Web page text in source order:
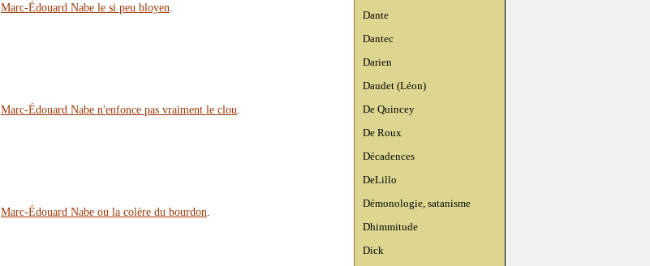
Dante
Dantec
Darien
Daudet (Léon)
De Quincey
De Roux
Décadences
DeLillo
Démonologie, satanisme
Dhimmitude
Dick
Marc-Édouard Nabe le si peu bloyen
Marc-Édouard Nabe n'enfonce pas vraiment le clou
Marc-Édouard Nabe ou la colère du bourdon